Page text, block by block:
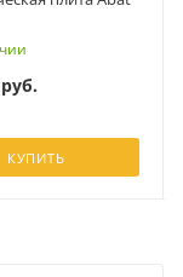
КУПИТЬ